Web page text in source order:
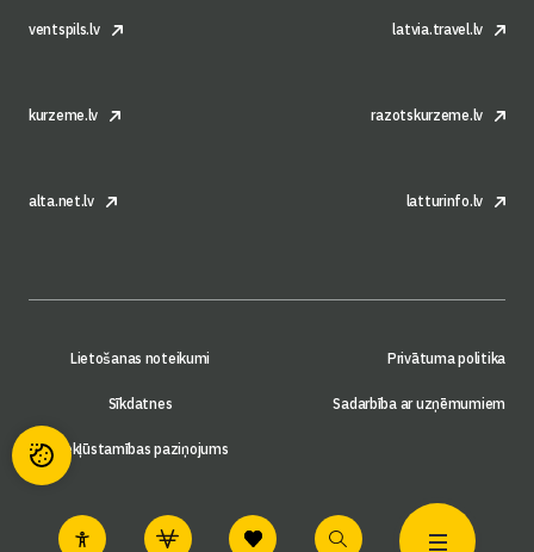
ventspils.lv latvia.travel.lv
kurzeme.lv razotskurzeme.lv
alta.net.lv latturinfo.lv
Lietošanas noteikumi Privātuma politika
Sīkdatnes Sadarbība ar uzņēmumiem
Piekļūstamības paziņojums